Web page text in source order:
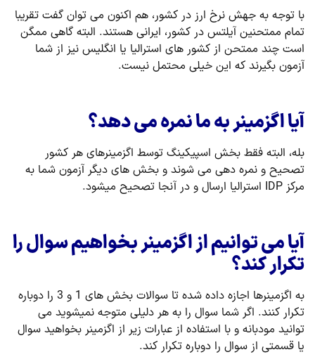
با توجه به جهش نرخ ارز در کشور، هم اکنون می توان گفت تقریبا
تمام ممتحنین آیلتس در کشور، ایرانی هستند. البته گاهی ممگن
است چند ممتحن از کشور های استرالیا یا انگلیس نیز از شما
آزمون بگیرند که این خیلی محتمل نیست.
آیا اگزمینر به ما نمره می دهد؟
بله، البته فقط بخش اسپیکینگ توسط اگزمینرهای هر کشور
تصحیح و نمره دهی می شوند و بخش های دیگر آزمون شما به
مرکز IDP استرالیا ارسال و در آنجا تصحیح میشود.
آیا می توانیم از اگزمینر بخواهیم سوال را
تکرار کند؟
به اگزمینرها اجازه داده شده تا سوالات بخش های 1 و 3 را دوباره
تکرار کنند. اگر شما سوال را به هر دلیلی متوجه نمیشوید می
توانید مودبانه و با استفاده از عبارات زیر از اگزمینر بخواهید سوال
یا قسمتی از سوال را دوباره تکرار کند.